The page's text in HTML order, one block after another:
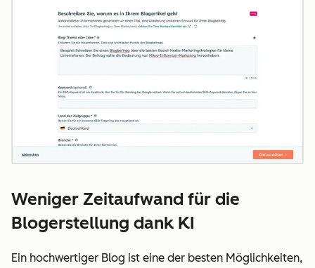
Weniger Zeitaufwand für die
Blogerstellung dank KI
Ein hochwertiger Blog ist eine der besten Möglichkeiten,